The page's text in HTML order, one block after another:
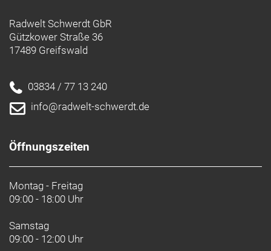
Radwelt Schwerdt GbR
Gützkower Straße 36
17489 Greifswald
03834 / 77 13 240
info@radwelt-schwerdt.de
Öffnungszeiten
Montag - Freitag
09:00 - 18:00 Uhr
Samstag
09:00 - 12:00 Uhr